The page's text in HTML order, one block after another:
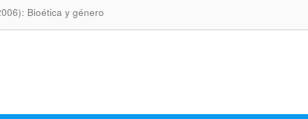
Bioética y género